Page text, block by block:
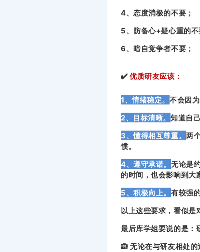
4、态度消极的不要；
5、防备心+疑心重的不
6、暗自竞争者不要；
✔️优质研友应该：
1、情绪稳定。不会因
2、目标清晰。知道自
3、懂得相互尊重。两
惯。
4、遵守承诺。无论是
的时间，也会影响到大
5、积极向上。有较强
以上这些要求，看似是
最后库学姐要说的是：
🙉 无论在与研友相处